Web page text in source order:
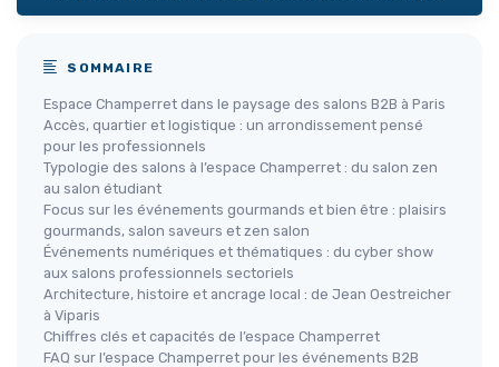
SOMMAIRE
Espace Champerret dans le paysage des salons B2B à Paris
Accès, quartier et logistique : un arrondissement pensé
pour les professionnels
Typologie des salons à l’espace Champerret : du salon zen
au salon étudiant
Focus sur les événements gourmands et bien être : plaisirs
gourmands, salon saveurs et zen salon
Événements numériques et thématiques : du cyber show
aux salons professionnels sectoriels
Architecture, histoire et ancrage local : de Jean Oestreicher
à Viparis
Chiffres clés et capacités de l’espace Champerret
FAQ sur l’espace Champerret pour les événements B2B